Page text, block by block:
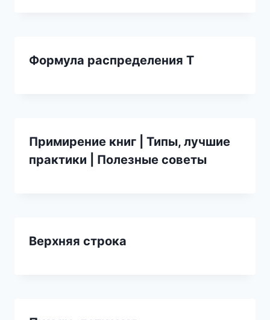
Формула распределения T
Примирение книг | Типы, лучшие
практики | Полезные советы
Верхняя строка